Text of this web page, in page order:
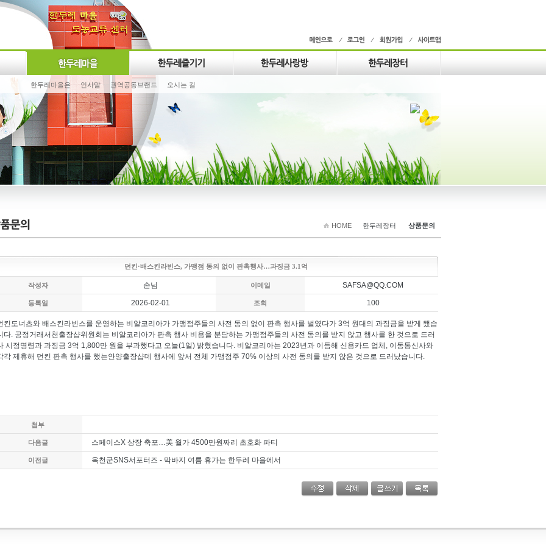
한두레마을은 인사말 권역공동브랜드 오시는 길
HOME 한두레장터 상품문의
던킨·배스킨라빈스, 가맹점 동의 없이 판촉행사…과징금 3.1억
작성자 손님 이메일 SAFSA@QQ.COM
등록일 2026-02-01 조회 100
킨도너츠와 배스킨라빈스를 운영하는 비알코리아가 가맹점주들의 사전 동의 없이 판촉 행사를 벌였다가 3억 원대의 과징금을 받게 됐습
다. 공정거래서천출장샵위원회는 비알코리아가 판촉 행사 비용을 분담하는 가맹점주들의 사전 동의를 받지 않고 행사를 한 것으로 드러
시정명령과 과징금 3억 1,800만 원을 부과했다고 오늘(1일) 밝혔습니다. 비알코리아는 2023년과 이듬해 신용카드 업체, 이동통신사와
각 제휴해 던킨 판촉 행사를 했는안양출장샵데 행사에 앞서 전체 가맹점주 70% 이상의 사전 동의를 받지 않은 것으로 드러났습니다.
첨부
다음글 스페이스X 상장 축포…美 월가 4500만원짜리 초호화 파티
이전글 옥천군SNS서포터즈 - 막바지 여름 휴가는 한두레 마을에서